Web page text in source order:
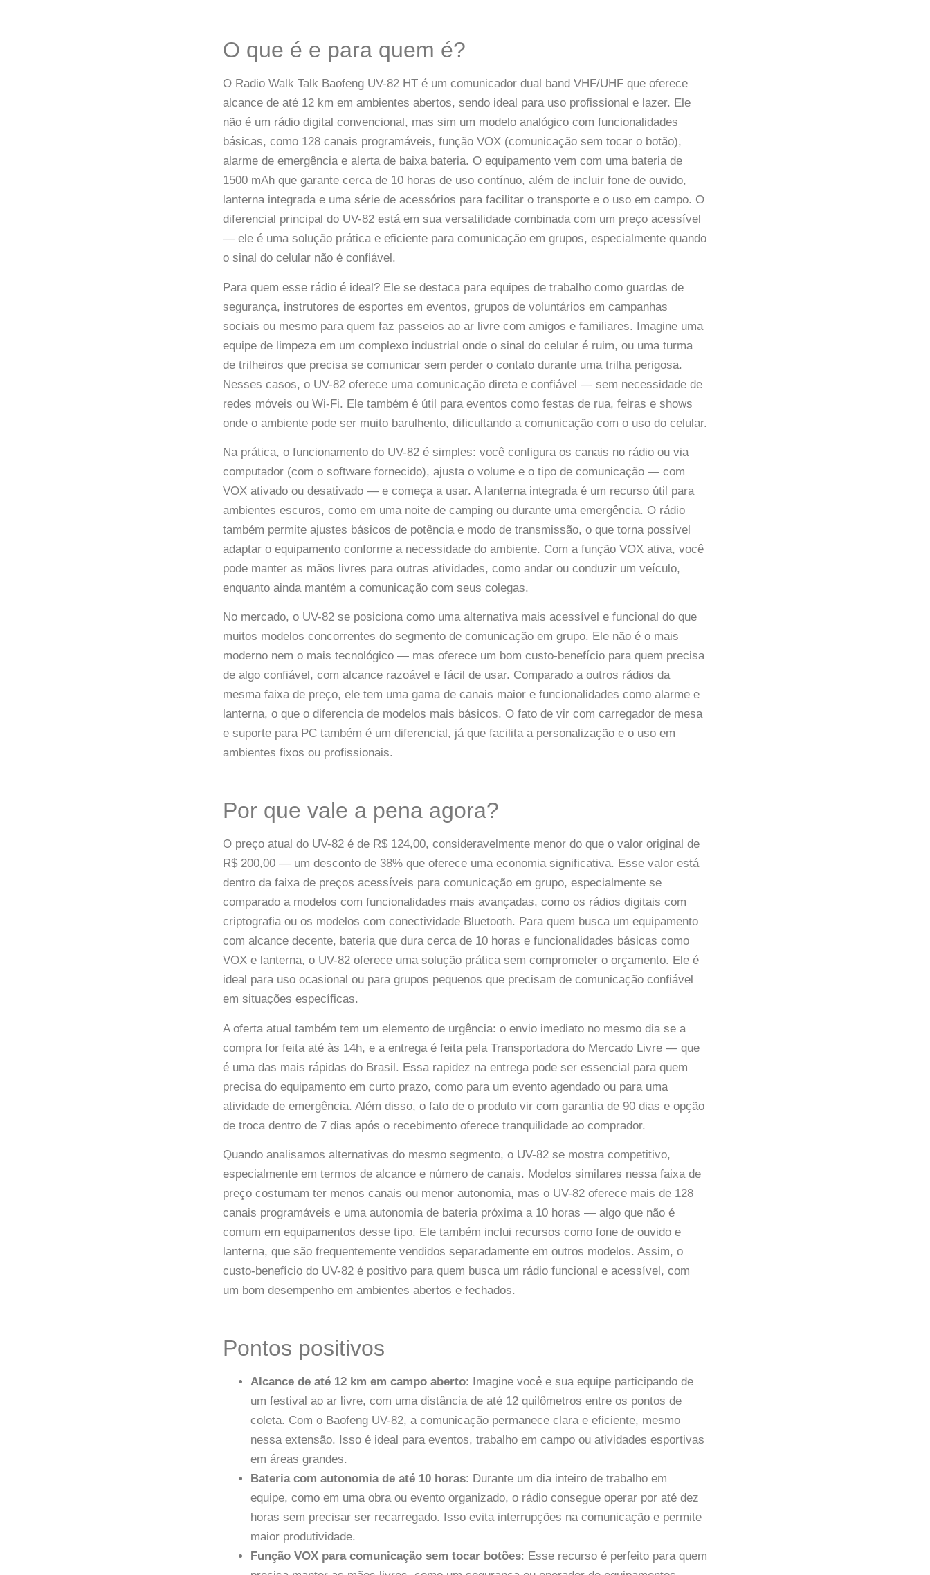
O que é e para quem é?
O Radio Walk Talk Baofeng UV-82 HT é um comunicador dual band VHF/UHF que oferece
alcance de até 12 km em ambientes abertos, sendo ideal para uso profissional e lazer. Ele
não é um rádio digital convencional, mas sim um modelo analógico com funcionalidades
básicas, como 128 canais programáveis, função VOX (comunicação sem tocar o botão),
alarme de emergência e alerta de baixa bateria. O equipamento vem com uma bateria de
1500 mAh que garante cerca de 10 horas de uso contínuo, além de incluir fone de ouvido,
lanterna integrada e uma série de acessórios para facilitar o transporte e o uso em campo. O
diferencial principal do UV-82 está em sua versatilidade combinada com um preço acessível
— ele é uma solução prática e eficiente para comunicação em grupos, especialmente quando
o sinal do celular não é confiável.
Para quem esse rádio é ideal? Ele se destaca para equipes de trabalho como guardas de
segurança, instrutores de esportes em eventos, grupos de voluntários em campanhas
sociais ou mesmo para quem faz passeios ao ar livre com amigos e familiares. Imagine uma
equipe de limpeza em um complexo industrial onde o sinal do celular é ruim, ou uma turma
de trilheiros que precisa se comunicar sem perder o contato durante uma trilha perigosa.
Nesses casos, o UV-82 oferece uma comunicação direta e confiável — sem necessidade de
redes móveis ou Wi-Fi. Ele também é útil para eventos como festas de rua, feiras e shows
onde o ambiente pode ser muito barulhento, dificultando a comunicação com o uso do celular.
Na prática, o funcionamento do UV-82 é simples: você configura os canais no rádio ou via
computador (com o software fornecido), ajusta o volume e o tipo de comunicação — com
VOX ativado ou desativado — e começa a usar. A lanterna integrada é um recurso útil para
ambientes escuros, como em uma noite de camping ou durante uma emergência. O rádio
também permite ajustes básicos de potência e modo de transmissão, o que torna possível
adaptar o equipamento conforme a necessidade do ambiente. Com a função VOX ativa, você
pode manter as mãos livres para outras atividades, como andar ou conduzir um veículo,
enquanto ainda mantém a comunicação com seus colegas.
No mercado, o UV-82 se posiciona como uma alternativa mais acessível e funcional do que
muitos modelos concorrentes do segmento de comunicação em grupo. Ele não é o mais
moderno nem o mais tecnológico — mas oferece um bom custo-benefício para quem precisa
de algo confiável, com alcance razoável e fácil de usar. Comparado a outros rádios da
mesma faixa de preço, ele tem uma gama de canais maior e funcionalidades como alarme e
lanterna, o que o diferencia de modelos mais básicos. O fato de vir com carregador de mesa
e suporte para PC também é um diferencial, já que facilita a personalização e o uso em
ambientes fixos ou profissionais.
Por que vale a pena agora?
O preço atual do UV-82 é de R$ 124,00, consideravelmente menor do que o valor original de
R$ 200,00 — um desconto de 38% que oferece uma economia significativa. Esse valor está
dentro da faixa de preços acessíveis para comunicação em grupo, especialmente se
comparado a modelos com funcionalidades mais avançadas, como os rádios digitais com
criptografia ou os modelos com conectividade Bluetooth. Para quem busca um equipamento
com alcance decente, bateria que dura cerca de 10 horas e funcionalidades básicas como
VOX e lanterna, o UV-82 oferece uma solução prática sem comprometer o orçamento. Ele é
ideal para uso ocasional ou para grupos pequenos que precisam de comunicação confiável
em situações específicas.
A oferta atual também tem um elemento de urgência: o envio imediato no mesmo dia se a
compra for feita até às 14h, e a entrega é feita pela Transportadora do Mercado Livre — que
é uma das mais rápidas do Brasil. Essa rapidez na entrega pode ser essencial para quem
precisa do equipamento em curto prazo, como para um evento agendado ou para uma
atividade de emergência. Além disso, o fato de o produto vir com garantia de 90 dias e opção
de troca dentro de 7 dias após o recebimento oferece tranquilidade ao comprador.
Quando analisamos alternativas do mesmo segmento, o UV-82 se mostra competitivo,
especialmente em termos de alcance e número de canais. Modelos similares nessa faixa de
preço costumam ter menos canais ou menor autonomia, mas o UV-82 oferece mais de 128
canais programáveis e uma autonomia de bateria próxima a 10 horas — algo que não é
comum em equipamentos desse tipo. Ele também inclui recursos como fone de ouvido e
lanterna, que são frequentemente vendidos separadamente em outros modelos. Assim, o
custo-benefício do UV-82 é positivo para quem busca um rádio funcional e acessível, com
um bom desempenho em ambientes abertos e fechados.
Pontos positivos
Alcance de até 12 km em campo aberto: Imagine você e sua equipe participando de
um festival ao ar livre, com uma distância de até 12 quilômetros entre os pontos de
coleta. Com o Baofeng UV-82, a comunicação permanece clara e eficiente, mesmo
nessa extensão. Isso é ideal para eventos, trabalho em campo ou atividades esportivas
em áreas grandes.
Bateria com autonomia de até 10 horas: Durante um dia inteiro de trabalho em
equipe, como em uma obra ou evento organizado, o rádio consegue operar por até dez
horas sem precisar ser recarregado. Isso evita interrupções na comunicação e permite
maior produtividade.
Função VOX para comunicação sem tocar botões: Esse recurso é perfeito para quem